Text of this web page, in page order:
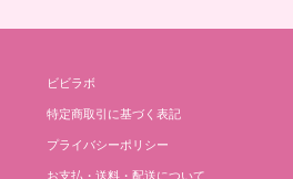
ガイアの水１３５と私
ビビラボ
特定商取引に基づく表記
プライバシーポリシー
お支払・送料・配送について